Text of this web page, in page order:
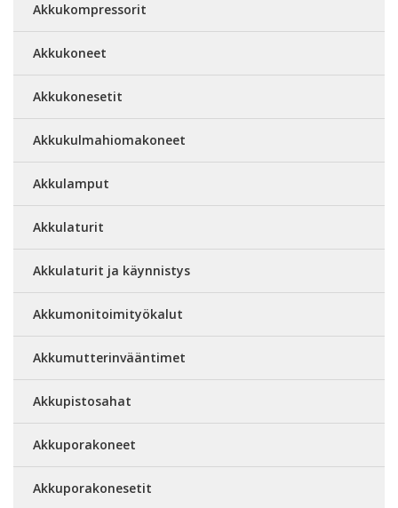
Akkukompressorit
Akkukoneet
Akkukonesetit
Akkukulmahiomakoneet
Akkulamput
Akkulaturit
Akkulaturit ja käynnistys
Akkumonitoimityökalut
Akkumutterinvääntimet
Akkupistosahat
Akkuporakoneet
Akkuporakonesetit